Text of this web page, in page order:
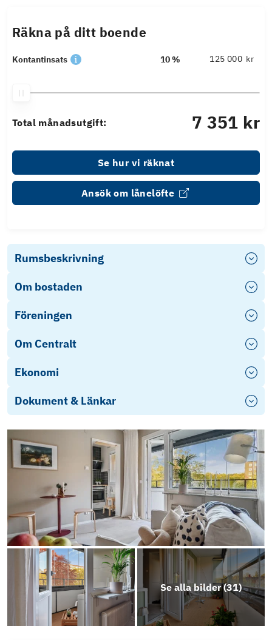
Räkna på ditt boende
Kontantinsats 10 % kr
Total månadsutgift: 7 351 kr
Se hur vi räknat
Ansök om lånelöfte
Rumsbeskrivning
Om bostaden
Föreningen
Om Centralt
Ekonomi
Dokument & Länkar
Energideklaration Herrgårdsvägen 34
Stadgar
Årsredovisning 2024
Balkongprojekt-Brf-Vilunda-Information-till-
extrastamma
Objektsbeskrivning Se alla bilder (31)